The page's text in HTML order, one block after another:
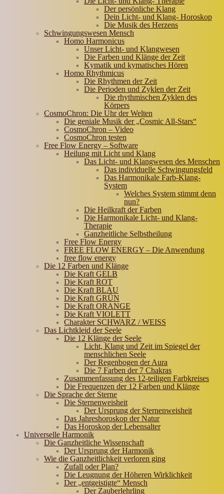
Der persönliche Klang
Dein Licht- und Klang- Horoskop
Die Musik des Herzens
Schwingungswesen Mensch
Homo Harmonicus
Unser Licht- und Klangwesen
Die Farben und Klänge der Zeit
Kymatik und kymatisches Hören
Homo Rhythmicus
Die Rhythmen der Zeit
Die Perioden und Zyklen der Zeit
Die rhythmischen Zyklen des
Körpers
CosmoChron: Die Uhr der Welten
Die geniale Musik der „Cosmic All-Stars“
CosmoChron – Video
CosmoChron testen
Free Flow Energy – Software
Heilung mit Licht und Klang
Das Licht- und Klangwesen des Menschen
Das individuelle Schwingungsfeld
Das Harmonikale Farb-Klang-
System
Welches System stimmt denn
nun?
Die Heilkraft der Farben
Die Harmonikale Licht- und Klang-
Therapie
Ganzheitliche Selbstheilung
Free Flow Energy
FREE FLOW ENERGY – Die Anwendung
free flow energy
Die 12 Farben und Klänge
Die Kraft GELB
Die Kraft ROT
Die Kraft BLAU
Die Kraft GRÜN
Die Kraft ORANGE
Die Kraft VIOLETT
Charakter SCHWARZ / WEISS
Das Lichtkleid der Seele
Die 12 Klänge der Seele
Licht, Klang und Zeit im Spiegel der
menschlichen Seele
Der Regenbogen der Aura
Die 7 Farben der 7 Chakras
Zusammenfassung des 12-teiligen Farbkreises
Die Frequenzen der 12 Farben und Klänge
Die Sprache der Sterne
Die Sternenweisheit
Der Ursprung der Sternenweisheit
Das Jahreshoroskop der Natur
Das Horoskop der Lebensalter
Universelle Harmonik
Die Ganzheitliche Wissenschaft
Der Ursprung der Harmonik
Wie die Ganzheitlichkeit verloren ging
Zufall oder Plan?
Die Leugnung der Höheren Wirklichkeit
Der „entgeistigte“ Mensch
Der Zauberlehrling